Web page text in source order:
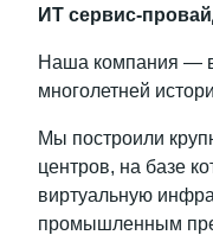
ИТ сервис-
Наша компания —
многолетней
Мы построили
центров, на базе
виртуальную
промышленным